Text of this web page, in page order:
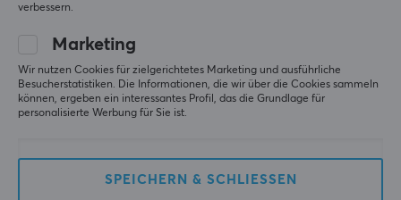
18.90 € 22.90 €
verbessern.
Marketing
Wir nutzen Cookies für zielgerichtetes Marketing und ausführliche
Besucherstatistiken. Die Informationen, die wir über die Cookies sammeln
können, ergeben ein interessantes Profil, das die Grundlage für
personalisierte Werbung für Sie ist.
SPEICHERN & SCHLIESSEN